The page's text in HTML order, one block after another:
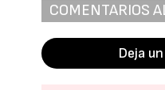
COMENTARIOS
Deja